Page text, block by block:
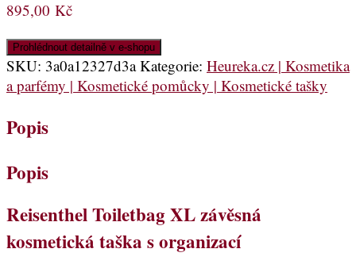
895,00 Kč
Prohlédnout detailně v e-shopu
SKU: 3a0a12327d3a Kategorie: Heureka.cz | Kosmetika
a parfémy | Kosmetické pomůcky | Kosmetické tašky
Popis
Popis
Reisenthel Toiletbag XL závěsná
kosmetická taška s organizací